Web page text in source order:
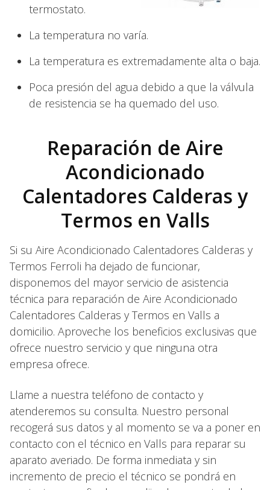
termostato.
La temperatura no varía.
La temperatura es extremadamente alta o baja.
Poca presión del agua debido a que la válvula
de resistencia se ha quemado del uso.
Reparación de Aire
Acondicionado
Calentadores Calderas y
Termos en Valls
Si su Aire Acondicionado Calentadores Calderas y
Termos Ferroli ha dejado de funcionar,
disponemos del mayor servicio de asistencia
técnica para reparación de Aire Acondicionado
Calentadores Calderas y Termos en Valls a
domicilio. Aproveche los beneficios exclusivas que
ofrece nuestro servicio y que ninguna otra
empresa ofrece.
Llame a nuestra teléfono de contacto y
atenderemos su consulta. Nuestro personal
recogerá sus datos y al momento se va a poner en
contacto con el técnico en Valls para reparar su
aparato averiado. De forma inmediata y sin
incremento de precio el técnico se pondrá en